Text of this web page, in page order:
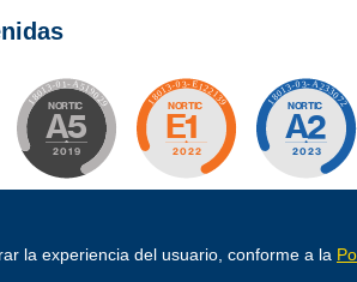
Desarrollado por
la experiencia del usuario, conforme a la